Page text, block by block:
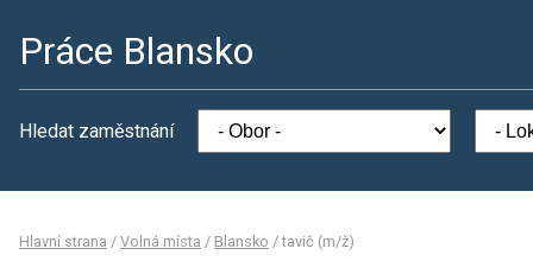
Práce Blansko
Hledat zaměstnání
Hlavní strana / Volná místa / Blansko /tavič (m/ž)